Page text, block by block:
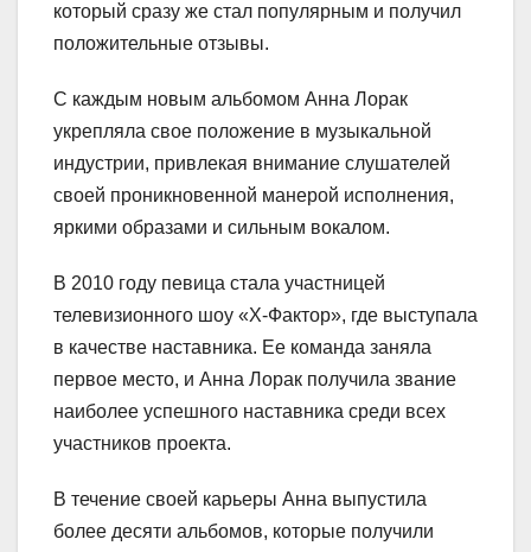
который сразу же стал популярным и получил
положительные отзывы.
С каждым новым альбомом Анна Лорак
укрепляла свое положение в музыкальной
индустрии, привлекая внимание слушателей
своей проникновенной манерой исполнения,
яркими образами и сильным вокалом.
В 2010 году певица стала участницей
телевизионного шоу «Х-Фактор», где выступала
в качестве наставника. Ее команда заняла
первое место, и Анна Лорак получила звание
наиболее успешного наставника среди всех
участников проекта.
В течение своей карьеры Анна выпустила
более десяти альбомов, которые получили